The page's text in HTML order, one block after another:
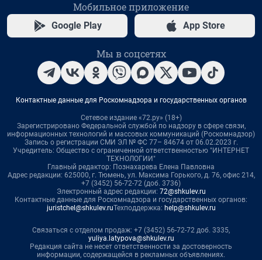
Мобильное приложение
Google Play App Store
Мы в соцсетях
Контактные данные для Роскомнадзора и государственных органов
Сетевое издание «72.ру» (18+)
Зарегистрировано Федеральной службой по надзору в сфере связи,
информационных технологий и массовых коммуникаций (Роскомнадзор)
Запись о регистрации СМИ ЭЛ № ФС 77– 84674 от 06.02.2023 г.
Учредитель: Общество с ограниченной ответственностью "ИНТЕРНЕТ
ТЕХНОЛОГИИ"
Главный редактор: Познахарева Елена Павловна
Адрес редакции: 625000, г. Тюмень, ул. Максима Горького, д. 76, офис 214,
+7 (3452) 56-72-72 (доб. 3736)
Электронный адрес редакции: 72@shkulev.ru
Контактные данные для Роскомнадзора и государственных органов:
juristchel@shkulev.ruТехподдержка: help@shkulev.ru
Связаться с отделом продаж: +7 (3452) 56-72-72 доб. 3335,
yuliya.latypova@shkulev.ru
Редакция сайта не несет ответственности за достоверность
информации, содержащейся в рекламных объявлениях.